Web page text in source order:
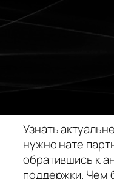
Узнать
нужно нате
обратившись к
поддержки. Чем